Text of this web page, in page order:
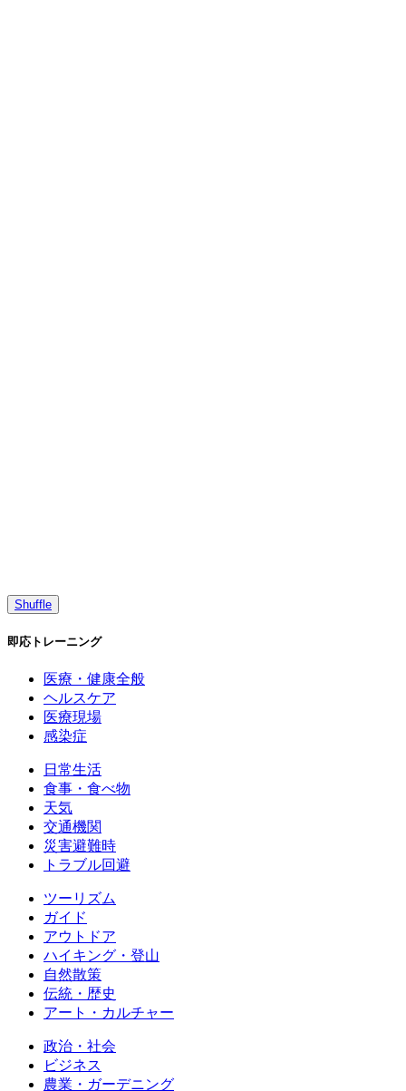
Shuffle
即応トレーニング
医療・健康全般
ヘルスケア
医療現場
感染症
日常生活
食事・食べ物
天気
交通機関
災害避難時
トラブル回避
ツーリズム
ガイド
アウトドア
ハイキング・登山
自然散策
伝統・歴史
アート・カルチャー
政治・社会
ビジネス
農業・ガーデニング